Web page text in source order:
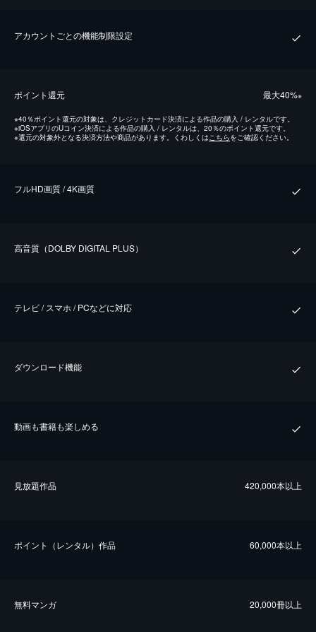
アカウントごとの機能制限設定
ポイント還元 最⼤40%※
※40％ポイント還元の対象は、クレジットカード決済による作品の購入 / レンタルです。
※iOSアプリのUコイン決済による作品の購入 / レンタルは、20％のポイント還元です。
※還元の対象外となる決済方法や商品があります。くわしくはこちらをご確認ください。
フルHD画質 / 4K画質
⾼⾳質（DOLBY DIGITAL PLUS）
テレビ / スマホ / PCなどに対応
ダウンロード機能
動画も書籍も楽しめる
⾒放題作品 420,000本以上
ポイント（レンタル）作品 60,000本以上
無料マンガ 20,000冊以上